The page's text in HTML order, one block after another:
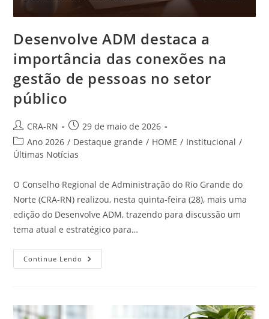
Desenvolve ADM destaca a
importância das conexões na
gestão de pessoas no setor
público
Autor
do
post:
CRA-RN
Post
publicado:
29 de maio de 2026
Categoria
do
Ano 2026 / Destaque grande / HOME / Institucional /
Últimas Notícias
O Conselho Regional de Administração do Rio Grande do
Norte (CRA-RN) realizou, nesta quinta-feira (28), mais uma
edição do Desenvolve ADM, trazendo para discussão um
tema atual e estratégico para…
Continue Lendo Desenvolve
ADM
Conexões